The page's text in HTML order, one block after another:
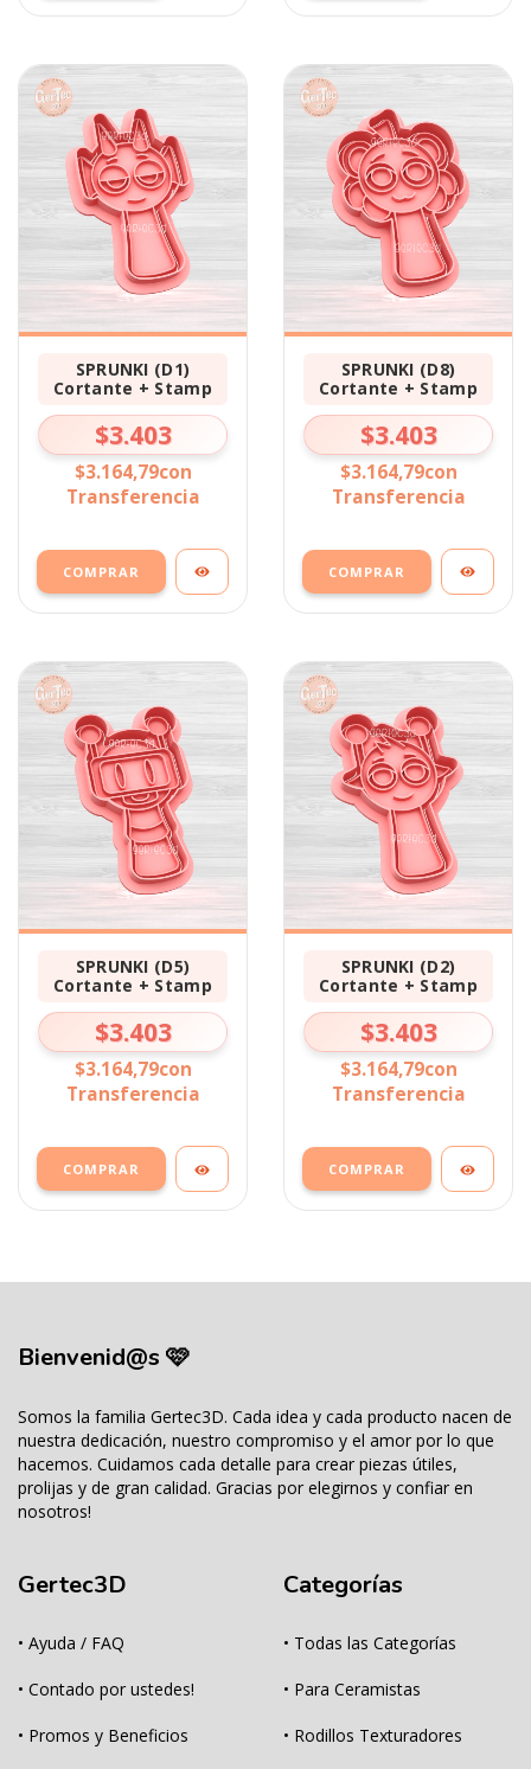
SPRUNKI (D1)
Cortante + Stamp
$3.403
$3.164,79con
Transferencia
COMPRAR
SPRUNKI (D8)
Cortante + Stamp
$3.403
$3.164,79con
Transferencia
COMPRAR
SPRUNKI (D5)
Cortante + Stamp
$3.403
$3.164,79con
Transferencia
COMPRAR
SPRUNKI (D2)
Cortante + Stamp
$3.403
$3.164,79con
Transferencia
COMPRAR
Bienvenid@s 🩷
Somos la familia Gertec3D. Cada idea y cada producto nacen de
nuestra dedicación, nuestro compromiso y el amor por lo que
hacemos. Cuidamos cada detalle para crear piezas útiles,
prolijas y de gran calidad. Gracias por elegirnos y confiar en
nosotros!
Gertec3D
• Ayuda / FAQ
• Contado por ustedes!
• Promos y Beneficios
Categorías
• Todas las Categorías
• Para Ceramistas
• Rodillos Texturadores